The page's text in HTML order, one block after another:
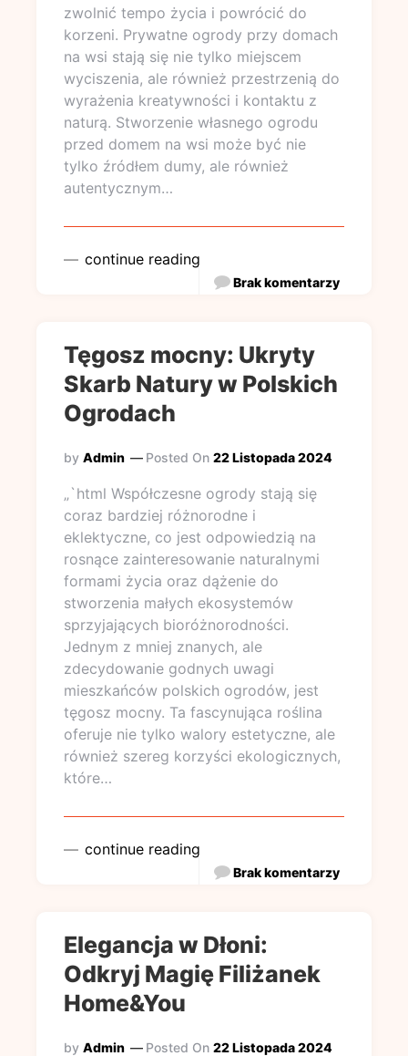
zwolnić tempo życia i powrócić do
korzeni. Prywatne ogrody przy domach
na wsi stają się nie tylko miejscem
wyciszenia, ale również przestrzenią do
wyrażenia kreatywności i kontaktu z
naturą. Stworzenie własnego ogrodu
przed domem na wsi może być nie
tylko źródłem dumy, ale również
autentycznym…
continue reading
Brak komentarzy
Tęgosz mocny: Ukryty
Skarb Natury w Polskich
Ogrodach
by Admin Posted On 22 Listopada 2024
„`html Współczesne ogrody stają się
coraz bardziej różnorodne i
eklektyczne, co jest odpowiedzią na
rosnące zainteresowanie naturalnymi
formami życia oraz dążenie do
stworzenia małych ekosystemów
sprzyjających bioróżnorodności.
Jednym z mniej znanych, ale
zdecydowanie godnych uwagi
mieszkańców polskich ogrodów, jest
tęgosz mocny. Ta fascynująca roślina
oferuje nie tylko walory estetyczne, ale
również szereg korzyści ekologicznych,
które…
continue reading
Brak komentarzy
Elegancja w Dłoni:
Odkryj Magię Filiżanek
Home&You
by Admin Posted On 22 Listopada 2024